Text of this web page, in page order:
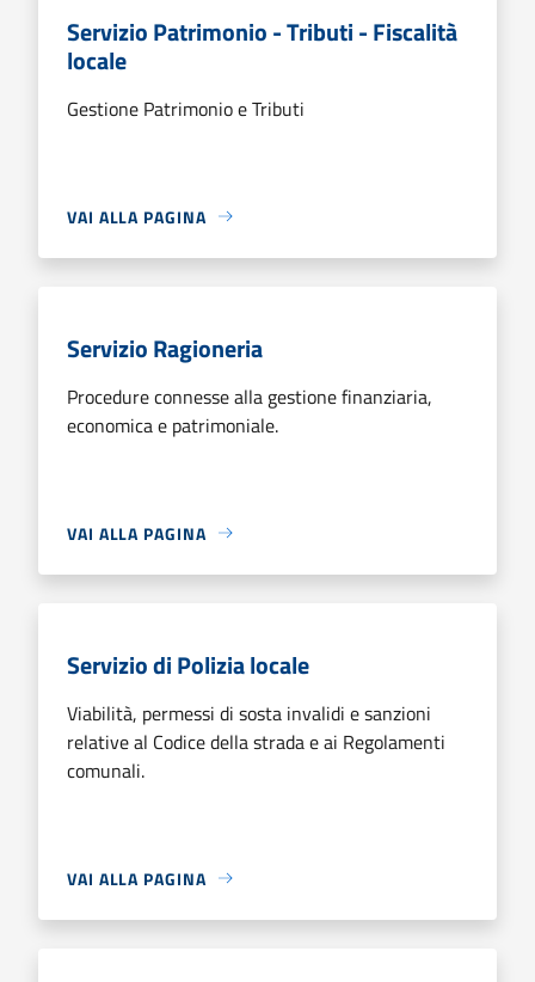
Servizio Patrimonio - Tributi - Fiscalità
locale
Gestione Patrimonio e Tributi
VAI ALLA PAGINA
Servizio Ragioneria
Procedure connesse alla gestione finanziaria,
economica e patrimoniale.
VAI ALLA PAGINA
Servizio di Polizia locale
Viabilità, permessi di sosta invalidi e sanzioni
relative al Codice della strada e ai Regolamenti
comunali.
VAI ALLA PAGINA